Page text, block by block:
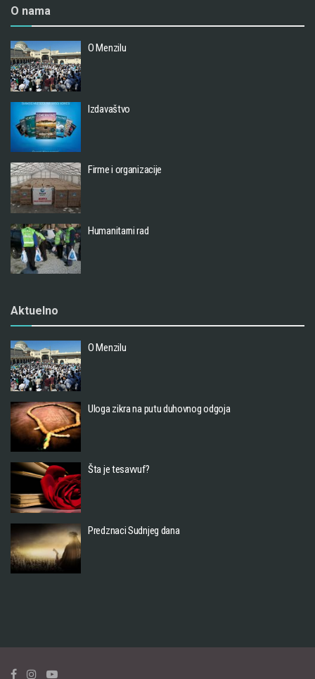
O nama
O Menzilu
Izdavaštvo
Firme i organizacije
Humanitarni rad
Aktuelno
O Menzilu
Uloga zikra na putu duhovnog odgoja
Šta je tesavvuf?
Predznaci Sudnjeg dana